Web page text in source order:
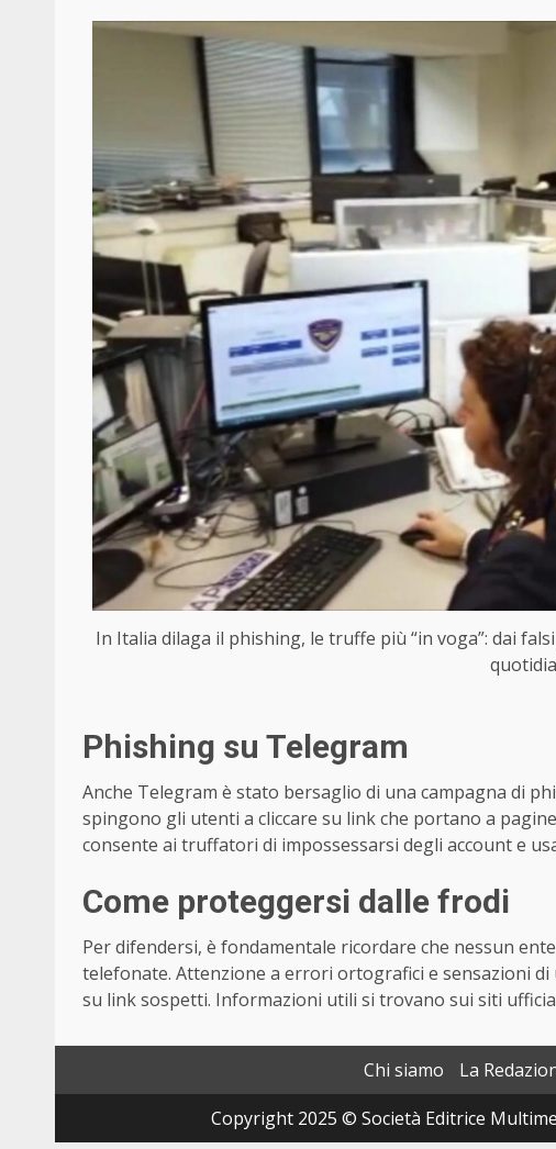
In Italia dilaga il phishing, le truffe più “in voga”: dai
Phishing su Telegram
Anche Telegram è stato bersaglio di una campagna di
spingono gli utenti a cliccare su link che portano a
consente ai truffatori di impossessarsi degli account e
Come proteggersi dalle frodi
Per difendersi, è fondamentale ricordare che nessun
telefonate. Attenzione a errori ortografici e sensazioni di
su link sospetti. Informazioni utili si trovano sui siti
Chi siamo La
Copyright 2025 © Società Editrice